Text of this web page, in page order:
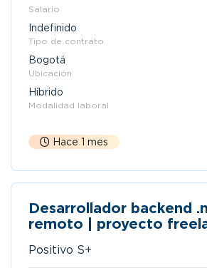
Salario
Indefinido
Tipo de contrato
Bogotá
Ubicación
Híbrido
Modalidad laboral
Hace 1 mes
Desarrollador backend
remoto | proyecto
Positivo S+